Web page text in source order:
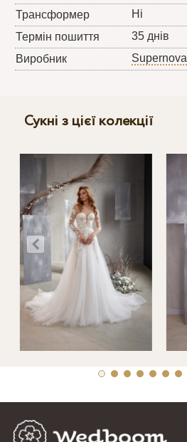
Трансформер
Ні
Термін пошиття
35 днів
Виробник
Supernova
Сукні з цієї колекції